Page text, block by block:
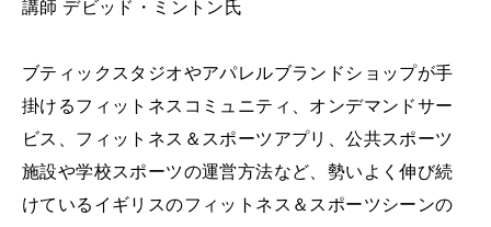
講師 デビッド・ミントン氏
ブティックスタジオやアパレルブランドショップが手
掛けるフィットネスコミュニティ、オンデマンドサー
ビス、フィットネス＆スポーツアプリ、公共スポーツ
施設や学校スポーツの運営方法など、勢いよく伸び続
けているイギリスのフィットネス＆スポーツシーンの